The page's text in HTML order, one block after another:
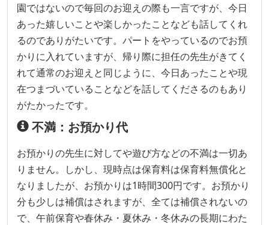
園ではないので毎回のお迎えの際も一言ですが、今日
あった嬉しいことや楽しかったことなども話してくれ
るのでありがたいです。パートをやっているのでお預
かりに入れていますが、帰り際に担任の先生がきてく
れて通常のお迎えと同じように、今日あったことや現
在つまづいていることなどを話してくださるのもあり
がたかったです。
不満：お預かり代
お預かりの先生に対してや遊び方などの不満は一切あ
りません。しかし、現時点は保育料は保育料無償化と
なりましたが、お預かりは1時間300円です。お預かり
分も少しは補償はされますが、全ては補償されないの
で、午前保育や春休み・夏休み・冬休みの長期にわた